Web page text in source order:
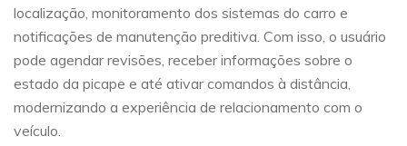
localização, monitoramento dos sistemas do carro e
notificações de manutenção preditiva. Com isso, o usuário
pode agendar revisões, receber informações sobre o
estado da picape e até ativar comandos à distância,
modernizando a experiência de relacionamento com o
veículo.